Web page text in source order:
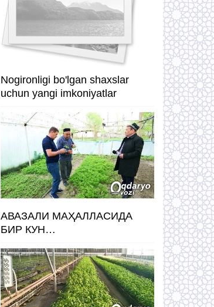
Nogironligi bo'lgan shaxslar
uchun yangi imkoniyatlar
АВАЗАЛИ МАҲАЛЛАСИДА
БИР КУН…